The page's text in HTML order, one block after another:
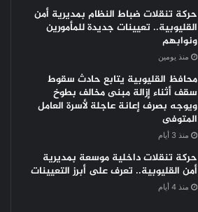
حركة تنقلات ضباط النظام بمديرية أمن
القليوبية.. تعيينات جديدة للمأمورين
ونوابهم
منذ يومين
محافظ القليوبية يتابع حادث سقوط
سقف أثناء إزالة مبنى مخالف بطوخ
ويوجه بصرف إعانة عاجلة لأسرة العامل
المتوفى
منذ 3 أيام
حركة تنقلات داخلية موسعة بمديرية
أمن القليوبية.. تعرف على أبرز التعيينات
منذ 4 أيام